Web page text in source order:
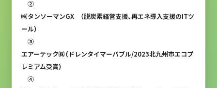
②
㈱タンソーマンGX （脱炭素経営支援、再エネ導入支援のITツ
ール）
③
エアーテック㈱（ドレンタイマーバブル/2023北九州市エコプ
レミアム受賞）
④